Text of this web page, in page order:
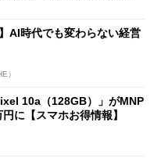
AI時代でも変わらない経営
）
10a（128GB）」がMNP
に【スマホお得情報】